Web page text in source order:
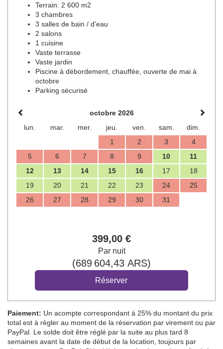
Terrain: 2 600 m2
3 chambres
3 salles de bain / d'eau
2 salons
1 cuisine
Vaste terrasse
Vaste jardin
Piscine à débordement, chauffée, ouverte de mai à
octobre
Parking sécurisé
octobre 2026
lun.
mar. mer. jeu. ven. sam.
dim.
1
2 3
4
5
6 7 8 9 10
11
12
13 14 15 16 17
18
19
20 21 22 23 24
25
26
27 28 29 30 31
399,00 €
Par nuit
(689 604,43 ARS)
Paiement: Un acompte correspondant à 25% du montant du prix
total est à régler au moment de la réservation par virement ou par
PayPal. Le solde doit être réglé par la suite au plus tard 8
semaines avant la date de début de la location, toujours par